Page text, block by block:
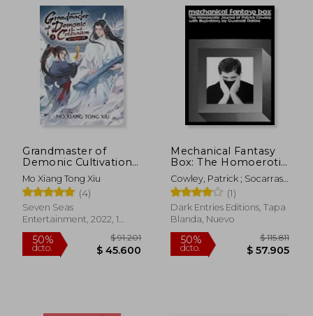
50%
dcto. $ 30.695
50%
Rápido
Grandmaster of
Demonic Cultivation:
Mo dao zu shi (Novel)
Vol. 2 (en Inglés)
Mo Xiang Tong Xiu
(4)
Seven Seas
Entertainment, 2022, 1
Edición, Tapa Blanda,
Nuevo
Mechanical Fantasy
Box: The Homoerotic
Journal of Patrick
Cowley (en Inglés)
Cowley, Patrick ; Socarras,
Jorge ; McGinley, Theresa
(1)
Dark Entries Editions, Tapa
Blanda, Nuevo